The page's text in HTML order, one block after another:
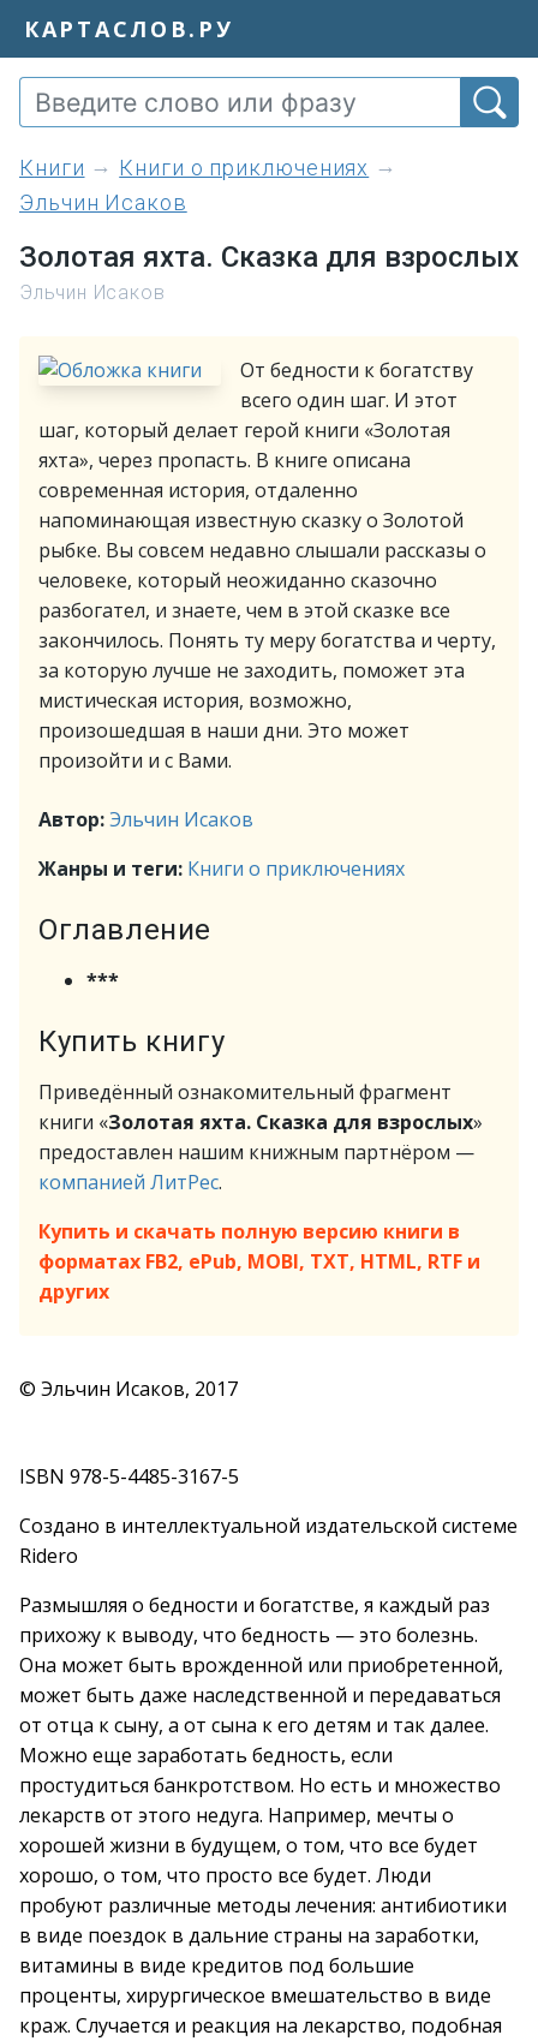
КАРТАСЛОВ.РУ
книги
Книги о приключениях
Эльчин Исаков
Золотая яхта. Сказка для взрослых
Эльчин Исаков
От бедности к богатству
всего один шаг. И этот
шаг, который делает герой книги «Золотая
яхта», через пропасть. В книге описана
современная история, отдаленно
напоминающая известную сказку о Золотой
рыбке. Вы совсем недавно слышали рассказы о
человеке, который неожиданно сказочно
разбогател, и знаете, чем в этой сказке все
закончилось. Понять ту меру богатства и черту,
за которую лучше не заходить, поможет эта
мистическая история, возможно,
произошедшая в наши дни. Это может
произойти и с Вами.
Автор:Эльчин Исаков
Жанры и теги: Книги о приключениях
Оглавление
***
Купить книгу
Приведённый ознакомительный фрагмент
книги «Золотая яхта. Сказка для взрослых»
предоставлен нашим книжным партнёром —
компанией ЛитРес.
Купить и скачать полную версию книги в
форматах FB2, ePub, MOBI, TXT, HTML, RTF и
других
© Эльчин Исаков, 2017
ISBN 978-5-4485-3167-5
Создано в интеллектуальной издательской системе
Ridero
Размышляя о бедности и богатстве, я каждый раз
прихожу к выводу, что бедность — это болезнь.
Она может быть врожденной или приобретенной,
может быть даже наследственной и передаваться
от отца к сыну, а от сына к его детям и так далее.
Можно еще заработать бедность, если
простудиться банкротством. Но есть и множество
лекарств от этого недуга. Например, мечты о
хорошей жизни в будущем, о том, что все будет
хорошо, о том, что просто все будет. Люди
пробуют различные методы лечения: антибиотики
в виде поездок в дальние страны на заработки,
витамины в виде кредитов под большие
проценты, хирургическое вмешательство в виде
краж. Случается и реакция на лекарство, подобная